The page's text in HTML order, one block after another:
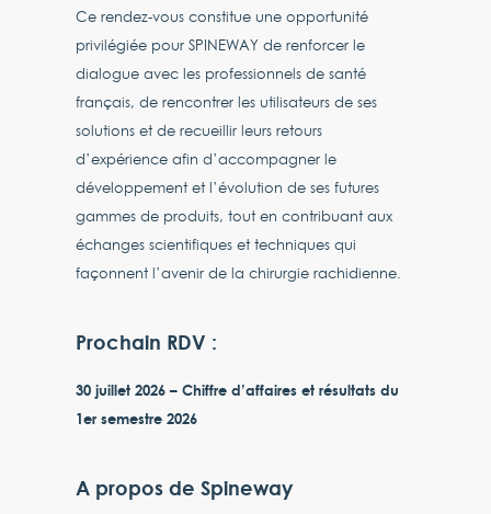
Ce rendez-vous constitue une opportunité
privilégiée pour SPINEWAY de renforcer le
dialogue avec les professionnels de santé
français, de rencontrer les utilisateurs de ses
solutions et de recueillir leurs retours
d’expérience afin d’accompagner le
développement et l’évolution de ses futures
gammes de produits, tout en contribuant aux
échanges scientifiques et techniques qui
façonnent l’avenir de la chirurgie rachidienne.
Prochain RDV :
30 juillet 2026 – Chiffre d’affaires et résultats du
1er semestre 2026
A propos de Spineway